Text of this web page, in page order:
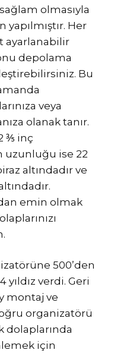
olmasıyla
Her
ayarlanabilir
depolama
Bu
veya
olanak tanır.
⅗ inç
ise 22
altındadır ve
emin olmak
500’den
verdi. Geri
montaj ve
organizatörü
dolaplarında
için